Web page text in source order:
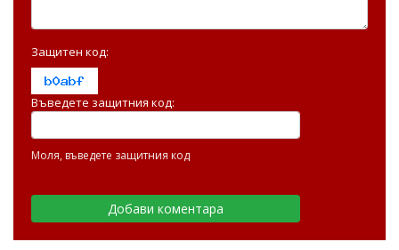
Защитен код:
Въведете защитния код:
Моля, въведете защитния код